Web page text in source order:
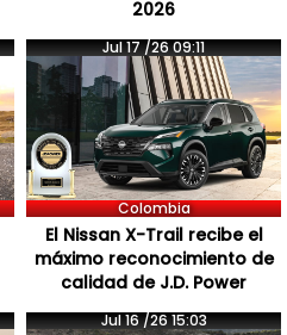
2026
Jul 17 /26 09:11
Colombia
El Nissan X-Trail recibe el
máximo reconocimiento de
calidad de J.D. Power
Jul 16 /26 15:03